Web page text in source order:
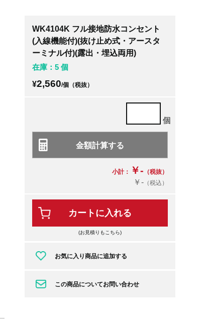
WK4104K フル接地防水コンセント
(入線機能付)(抜け止め式・アースタ
ーミナル付)(露出・埋込両用)
在庫：5 個
¥2,560/個（税抜）
個
小計： ￥- （税抜）
￥-（税込）
カートに入れる
(お見積りもこちら)
お気に入り商品に追加する
この商品についてお問い合わせ